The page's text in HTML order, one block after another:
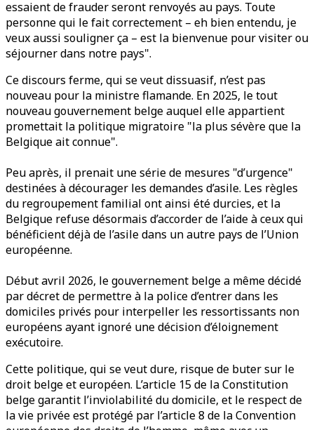
essaient de frauder seront renvoyés au pays. Toute
personne qui le fait correctement – eh bien entendu, je
veux aussi souligner ça – est la bienvenue pour visiter ou
séjourner dans notre pays".
Ce discours ferme, qui se veut dissuasif, n’est pas
nouveau pour la ministre flamande. En 2025, le tout
nouveau gouvernement belge auquel elle appartient
promettait la politique migratoire "la plus sévère que la
Belgique ait connue".
Peu après, il prenait une série de mesures "d’urgence"
destinées à décourager les demandes d’asile. Les règles
du regroupement familial ont ainsi été durcies, et la
Belgique refuse désormais d’accorder de l’aide à ceux qui
bénéficient déjà de l’asile dans un autre pays de l’Union
européenne.
Début avril 2026, le gouvernement belge a même décidé
par décret de permettre à la police d’entrer dans les
domiciles privés pour interpeller les ressortissants non
européens ayant ignoré une décision d’éloignement
exécutoire.
Cette politique, qui se veut dure, risque de buter sur le
droit belge et européen. L’article 15 de la Constitution
belge garantit l’inviolabilité du domicile, et le respect de
la vie privée est protégé par l’article 8 de la Convention